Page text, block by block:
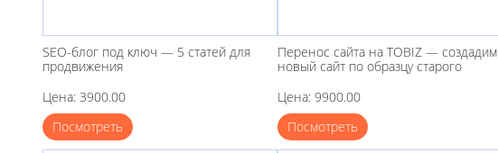
SEO-блог под ключ — 5 статей для
продвижения
Цена: 3900.00
Посмотреть
Перенос сайта на TOBIZ — создадим
новый сайт по образцу старого
Цена: 9900.00
Посмотреть